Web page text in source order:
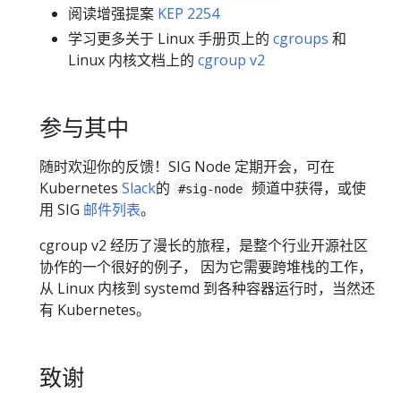
阅读增强提案 KEP 2254
学习更多关于 Linux 手册页上的 cgroups 和
Linux 内核文档上的 cgroup v2
参与其中
随时欢迎你的反馈！SIG Node 定期开会，可在
Kubernetes Slack的 #sig-node
频道中获得，或使
用 SIG 邮件列表。
cgroup v2 经历了漫长的旅程，是整个行业开源社区
协作的一个很好的例子， 因为它需要跨堆栈的工作，
从 Linux 内核到 systemd 到各种容器运行时，当然还
有 Kubernetes。
致谢